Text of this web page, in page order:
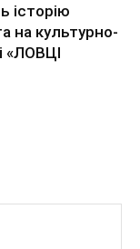
історію
на культурно-
«ЛОВЦІ